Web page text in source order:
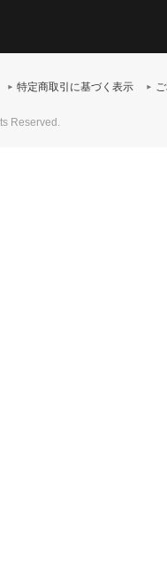
特定商取引に基づく表示
Reserved.